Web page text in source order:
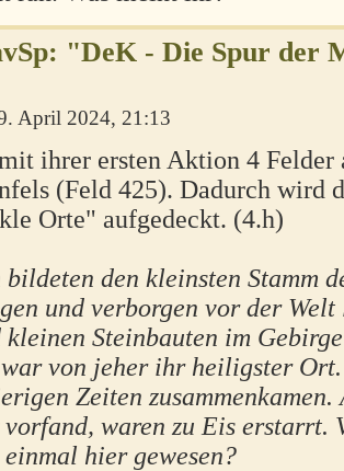
"DeK - Die Spur der
April 2024, 21:13
ihrer ersten Aktion 4 Felder
(Feld 425). Dadurch wird
Orte" aufgedeckt. (4.h)
den kleinsten Stamm
und verborgen vor der
kleinen Steinbauten im
von jeher ihr heiligster
Zeiten
waren zu Eis erstarrt.
hier gewesen?